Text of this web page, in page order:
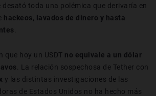
toda una polémica que derivaría en
hackeos, lavados de dinero y hasta
que hoy un USDT no equivale a un dólar
. La relación sospechosa de Tether con
y las distintas investigaciones de las
de Estados Unidos no ha hecho más